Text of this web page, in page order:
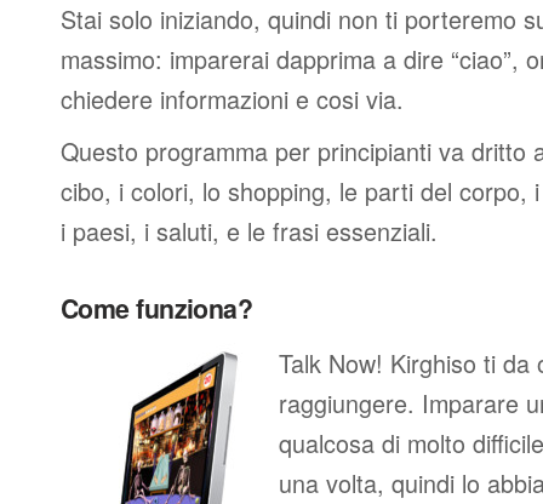
Stai solo iniziando, quindi non ti porteremo
massimo: imparerai dapprima a dire “ciao”,
chiedere informazioni e cosi via.
Questo programma per principianti va dritto
cibo, i colori, lo shopping, le parti del corpo,
i paesi, i saluti, e le frasi essenziali.
Come funziona?
Talk Now! Kirghiso ti da
raggiungere. Imparare
qualcosa di molto
una volta, quindi lo